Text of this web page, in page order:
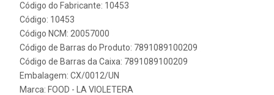
Código do Fabricante: 10453
Código: 10453
Código NCM: 20057000
Código de Barras do Produto: 7891089100209
Código de Barras da Caixa: 7891089100209
Embalagem: CX/0012/UN
Marca: FOOD - LA VIOLETERA